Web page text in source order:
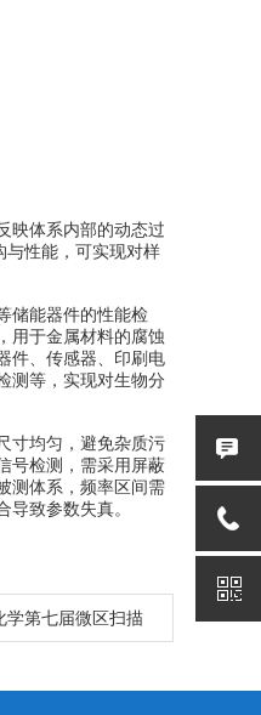
映体系内部的动态过
与性能，可实现对样
储能器件的性能检
用于金属材料的腐蚀
件、传感器、印刷电
测等，实现对生物分
寸均匀，避免杂质污
号检测，需采用屏蔽
测体系，频率区间需
致参数失真。
学第七届微区扫描